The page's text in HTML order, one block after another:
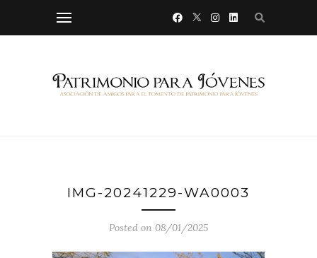
IMG-20241229-WA0003
Posted on 08/01/2025